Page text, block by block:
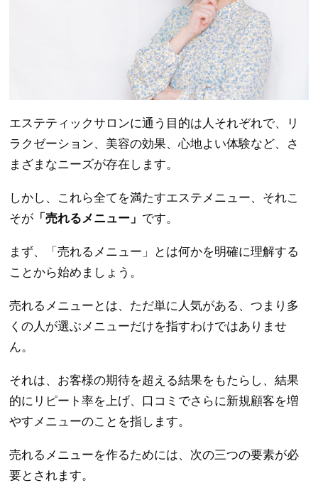
エステティックサロンに通う目的は人それぞれで、リ
ラクゼーション、美容の効果、心地よい体験など、さ
まざまなニーズが存在します。
しかし、これら全てを満たすエステメニュー、それこ
そが 「売れるメニュー」 です。
まず、「売れるメニュー」とは何かを明確に理解する
ことから始めましょう。
売れるメニューとは、ただ単に人気がある、つまり多
くの人が選ぶメニューだけを指すわけではありませ
ん。
それは、お客様の期待を超える結果をもたらし、結果
的にリピート率を上げ、口コミでさらに新規顧客を増
やすメニューのことを指します。
売れるメニューを作るためには、次の三つの要素が必
要とされます。